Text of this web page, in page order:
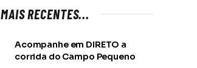
MAIS RECENTES...
Acompanhe em DIRETO a
corrida do Campo Pequeno